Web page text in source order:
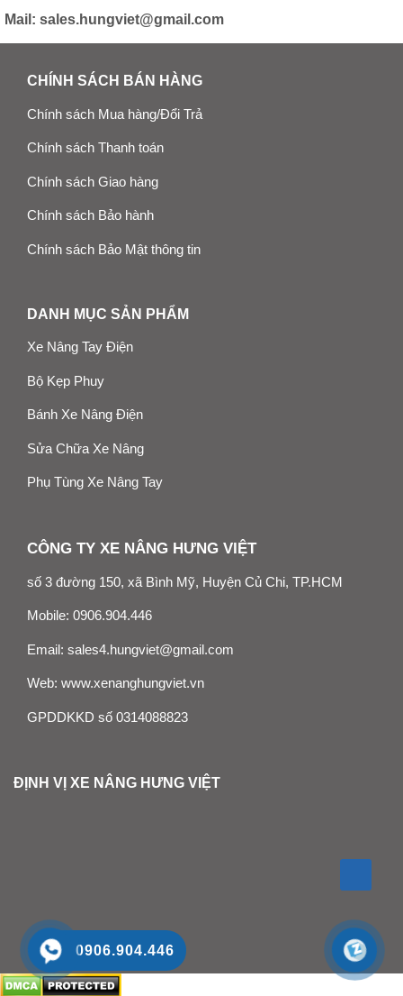
Mail: sales.hungviet@gmail.com
0906.904.446
CHÍNH SÁCH BÁN HÀNG
Chính sách Mua hàng/Đổi Trả
Chính sách Thanh toán
Chính sách Giao hàng
Chính sách Bảo hành
Chính sách Bảo Mật thông tin
DANH MỤC SẢN PHẨM
Xe Nâng Tay Điện
Bộ Kẹp Phuy
Bánh Xe Nâng Điện
Sửa Chữa Xe Nâng
Phụ Tùng Xe Nâng Tay
CÔNG TY XE NÂNG HƯNG VIỆT
số 3 đường 150, xã Bình Mỹ, Huyện Củ Chi, TP.HCM
Mobile: 0906.904.446
Email: sales4.hungviet@gmail.com
Web: www.xenanghungviet.vn
GPDDKKD số 0314088823
ĐỊNH VỊ XE NÂNG HƯNG VIỆT